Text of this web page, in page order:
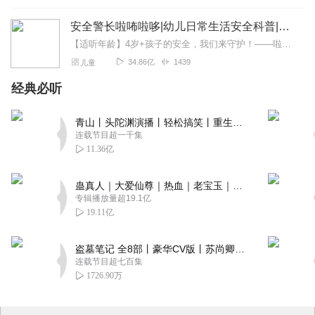
安全警长啦咘啦哆|幼儿日常生活安全科普|宝宝巴士
【适听年龄】4岁+孩子的安全，我们来守护！——啦咘啦哆警长宣孩子天生爱冒险，好奇心爆棚！不是在大马路上比赛跑，就是踩着椅子上下跳，怎样才能保护孩子平安长大？听...
儿童 34.86亿 1439
经典必听
连载节目超一千集
11.36亿
专辑播放量超19.1亿
19.11亿
连载节目超七百集
1726.90万